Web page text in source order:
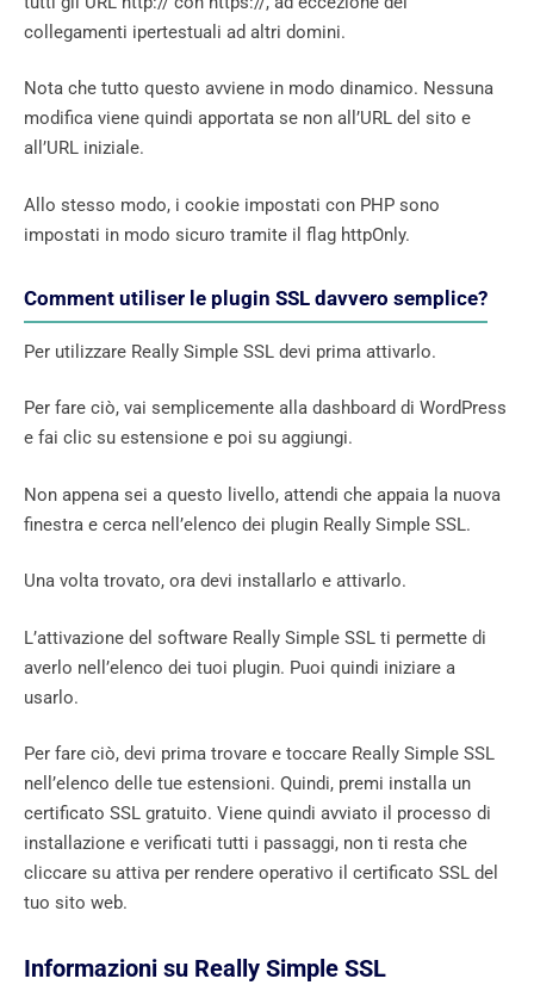
collegamenti ipertestuali ad altri domini.
Nota che tutto questo avviene in modo dinamico. Nessuna
modifica viene quindi apportata se non all’URL del sito e
all’URL iniziale.
Allo stesso modo, i cookie impostati con PHP sono
impostati in modo sicuro tramite il flag httpOnly.
Comment utiliser le plugin SSL davvero semplice?
Per utilizzare Really Simple SSL devi prima attivarlo.
Per fare ciò, vai semplicemente alla dashboard di WordPress
e fai clic su estensione e poi su aggiungi.
Non appena sei a questo livello, attendi che appaia la nuova
finestra e cerca nell’elenco dei plugin Really Simple SSL.
Una volta trovato, ora devi installarlo e attivarlo.
L’attivazione del software Really Simple SSL ti permette di
averlo nell’elenco dei tuoi plugin. Puoi quindi iniziare a
usarlo.
Per fare ciò, devi prima trovare e toccare Really Simple SSL
nell’elenco delle tue estensioni. Quindi, premi installa un
certificato SSL gratuito. Viene quindi avviato il processo di
installazione e verificati tutti i passaggi, non ti resta che
cliccare su attiva per rendere operativo il certificato SSL del
tuo sito web.
Informazioni su Really Simple SSL